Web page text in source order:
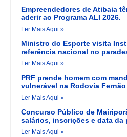
Empreendedores de Atibaia
aderir ao Programa ALI 2026.
Ler Mais Aqui »
Ministro do Esporte visita
referência nacional no
Ler Mais Aqui »
PRF prende homem com
vulnerável na Rodovia Fernão
Ler Mais Aqui »
Concurso Público de
salários, inscrições e data da
Ler Mais Aqui »